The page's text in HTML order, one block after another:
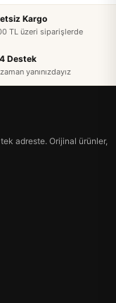
Kargo
TL üzeri siparişlerde
Destek
yanınızdayız
adreste. Orijinal ürünler,